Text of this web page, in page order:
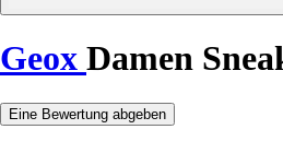
Geox Damen
Eine Bewertung abgeben